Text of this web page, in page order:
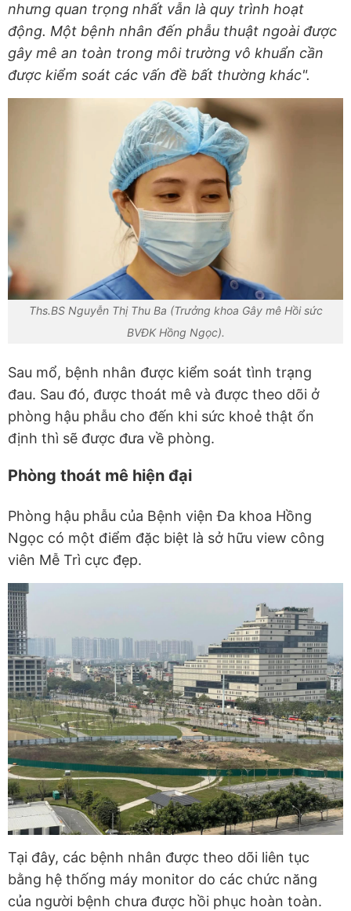
nhưng quan trọng nhất vẫn là quy trình hoạt
động. Một bệnh nhân đến phẫu thuật ngoài được
gây mê an toàn trong môi trường vô khuẩn cần
được kiểm soát các vấn đề bất thường khác".
Ths.BS Nguyễn Thị Thu Ba (Trưởng khoa Gây mê Hồi sức
BVĐK Hồng Ngọc).
Sau mổ, bệnh nhân được kiểm soát tình trạng
đau. Sau đó, được thoát mê và được theo dõi ở
phòng hậu phẫu cho đến khi sức khoẻ thật ổn
định thì sẽ được đưa về phòng.
Phòng thoát mê hiện đại
Phòng hậu phẫu của Bệnh viện Đa khoa Hồng
Ngọc có một điểm đặc biệt là sở hữu view công
viên Mễ Trì cực đẹp.
Tại đây, các bệnh nhân được theo dõi liên tục
bằng hệ thống máy monitor do các chức năng
của người bệnh chưa được hồi phục hoàn toàn.